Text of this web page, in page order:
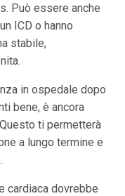
Può essere anche
ICD o hanno
stabile,
in ospedale dopo
bene, è ancora
ti permetterà
a lungo termine e
cardiaca dovrebbe